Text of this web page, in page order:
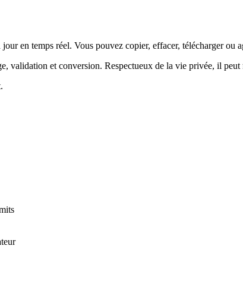
en temps réel. Vous pouvez copier, effacer, télécharger ou
validation et conversion. Respectueux de la vie privée, il